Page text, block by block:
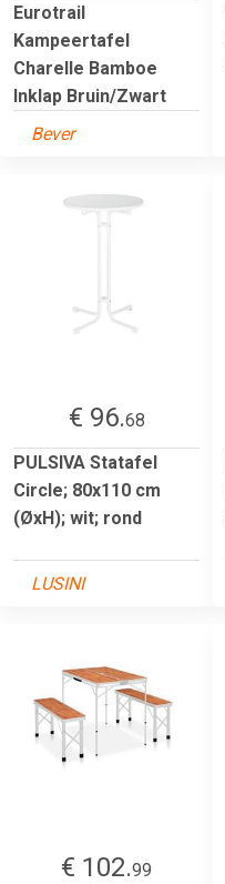
Eurotrail
Kampeertafel
Charelle Bamboe
Inklap Bruin/Zwart
Bever
€ 96.68
PULSIVA Statafel
Circle; 80x110 cm
(ØxH); wit; rond
LUSINI
€ 102.99